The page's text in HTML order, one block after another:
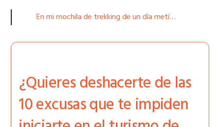
En mi mochila de trekking de un día metí…
¿Quieres deshacerte de las
10 excusas que te impiden